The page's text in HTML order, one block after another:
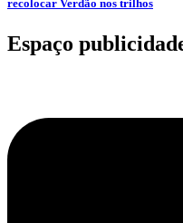
recolocar Verdão nos trilhos
Espaço